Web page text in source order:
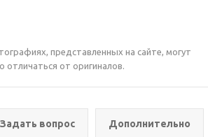
представленных на сайте, могут
отличаться от оригиналов.
Задать вопрос Дополнительно